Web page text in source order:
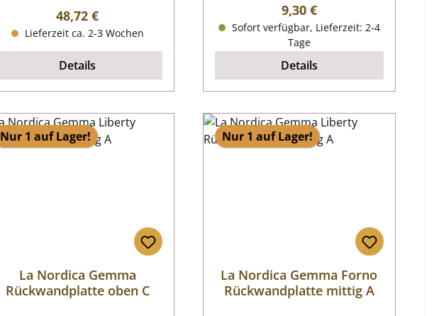
Regulärer Preis:
48,72 €
Lieferzeit ca. 2-3 Wochen
Details
Regulärer Preis:
9,30 €
Sofort verfügbar, Lieferzeit: 2-4
Tage
Details
Nur 1 auf Lager!
La Nordica Gemma
Rückwandplatte oben C
Nur 1 auf Lager!
La Nordica Gemma Forno
Rückwandplatte mittig A